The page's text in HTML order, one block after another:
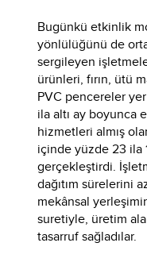
Bugünkü etkinlik
yönlülüğünü de
sergileyen
ürünleri, fırın, ütü
PVC pencereler
ila altı ay boyunca
hizmetleri almış
içinde yüzde 23 ila
gerçekleştirdi.
dağıtım sürelerini
mekânsal
suretiyle, üretim
tasarruf sağladılar.